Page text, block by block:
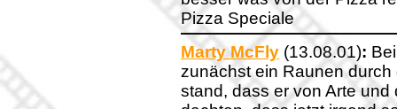
Pizza Speciale
Marty McFly (13.08.01):
zunächst ein Raunen
stand, dass er von Arte und